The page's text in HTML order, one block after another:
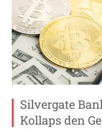
Silvergate
Kollaps den